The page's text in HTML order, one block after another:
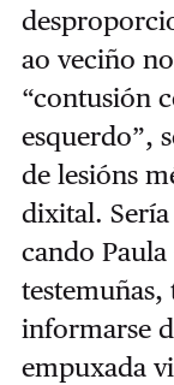
ao veciño
“contusión
esquerdo”,
de lesións
dixital.
cando
testemuñas,
informarse
empuxada